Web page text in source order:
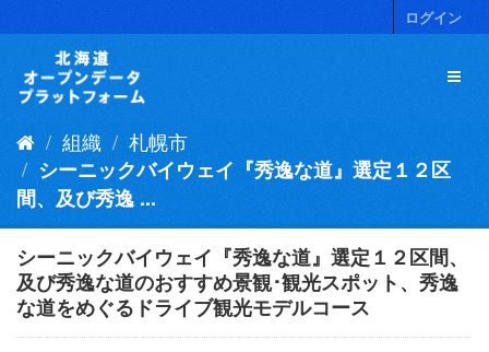
キ
ログイン
組織
札幌市
シーニックバイウェイ『秀逸な道』選定１２区
間、及び秀逸 ...
シーニックバイウェイ『秀逸な道』選定１２区間、
及び秀逸な道のおすすめ景観･観光スポット、秀逸
な道をめぐるドライブ観光モデルコース